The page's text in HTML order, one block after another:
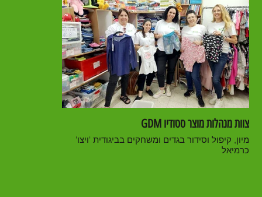
צוות מנהלות מוצר סטודיו GDM
מיון, קיפול וסידור בגדים ומשחקים בביגודית 'ויצו'
כרמיאל